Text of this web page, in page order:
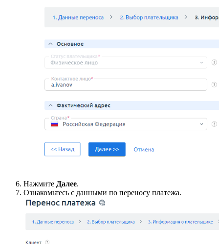
Нажмите Далее.
Ознакомьтесь с данными по переносу платежа.